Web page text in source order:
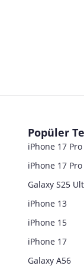
Popüler
iPhone 17
iPhone 17 Pro
Galaxy S25
iPhone 13
iPhone 15
iPhone 17
Galaxy A56